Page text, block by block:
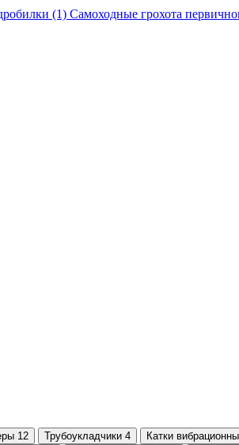
(1) Самоходные грохота
12 Трубоукладчики 4 Катки